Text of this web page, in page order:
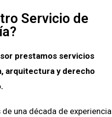
Servicio de
prestamos servicios
arquitectura y derecho
de una década de experiencia